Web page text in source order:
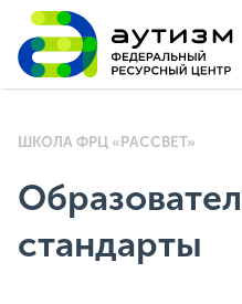
ШКОЛА ФРЦ «РАССВЕТ»
стандарты